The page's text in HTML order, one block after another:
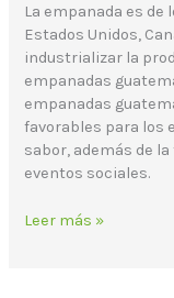
La empanada es
Estados Unidos,
industrializar la
empanadas
empanadas
favorables para los
sabor, además de
eventos sociales.
Leer más »